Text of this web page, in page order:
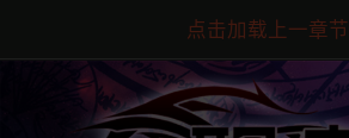
点击加载上一章节